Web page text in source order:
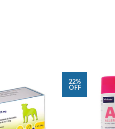
22%
OFF